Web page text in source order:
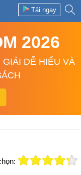
Tải ngay
2026
DỄ HIỂU VÀ